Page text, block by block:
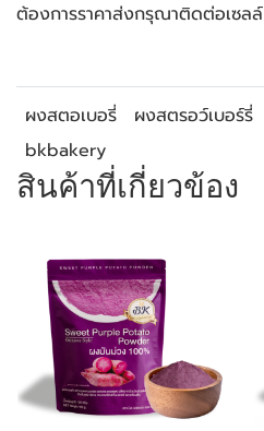
ต้องการราคาส่งกรุณาติดต่อเซลล์
ผงสตอเบอรี่ ผงสตรอว์เบอร์รี่
bkbakery
สินค้าที่เกี่ยวข้อง